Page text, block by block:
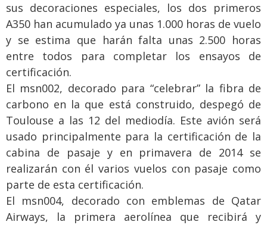
sus decoraciones especiales, los dos primeros
A350 han acumulado ya unas 1.000 horas de vuelo
y se estima que harán falta unas 2.500 horas
entre todos para completar los ensayos de
certificación.
El msn002, decorado para “celebrar” la fibra de
carbono en la que está construido, despegó de
Toulouse a las 12 del mediodía. Este avión será
usado principalmente para la certificación de la
cabina de pasaje y en primavera de 2014 se
realizarán con él varios vuelos con pasaje como
parte de esta certificación.
El msn004, decorado con emblemas de Qatar
Airways, la primera aerolínea que recibirá y